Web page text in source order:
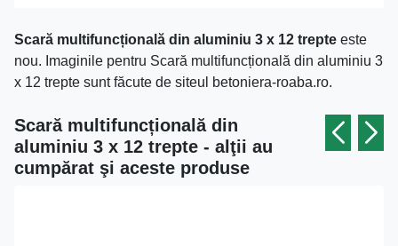
Scară multifuncțională din aluminiu 3 x 12 trepte este
nou. Imaginile pentru Scară multifuncțională din aluminiu 3
x 12 trepte sunt făcute de siteul betoniera-roaba.ro.
Scară multifuncțională din
aluminiu 3 x 12 trepte - alţii au
cumpărat şi aceste produse